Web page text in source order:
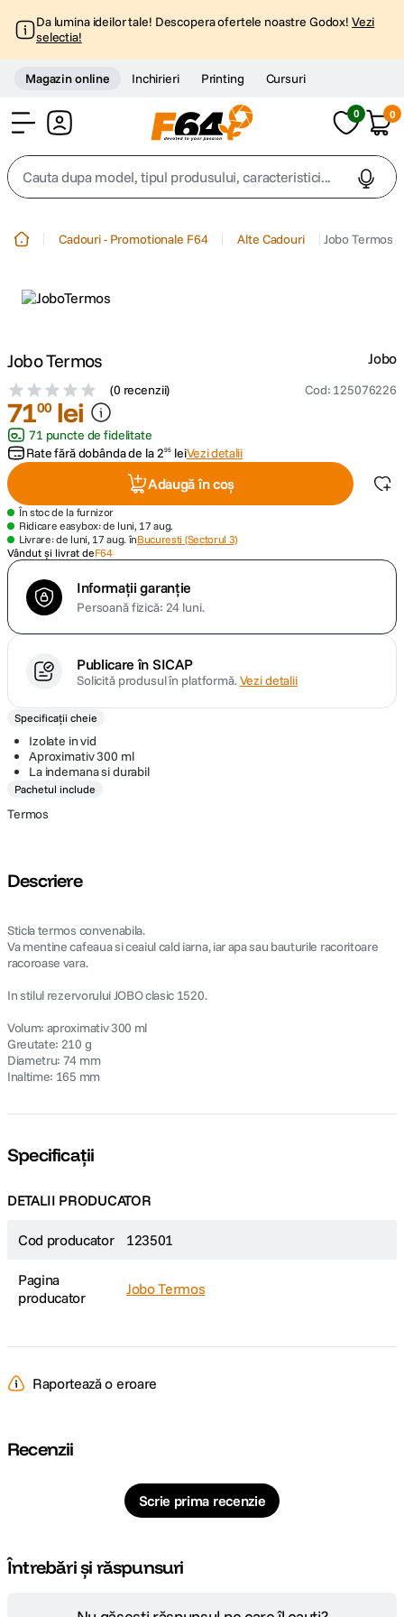
Da lumina ideilor tale! Descopera ofertele noastre Godox! Vezi
selectia!
Magazin online Inchirieri Printing Cursuri
0 0
Cauta dupa model, tipul produsului, caracteristici...
3. trepied telefon
4. peak design
5. canon sx740 hs
7. sony fx
9. dji mic mini
10. dji osmo
Cadouri - Promotionale F64 Alte Cadouri Jobo Termos
Jobo Termos
(0 recenzii) Cod: 125076226
Jobo
7100 lei
71 puncte de fidelitate
Rate fără dobânda de la295 leiVezi detalii
Adaugă în coș
În stoc de la furnizor
Ridicare easybox: de luni, 17 aug.
Livrare: de luni, 17 aug. înBucuresti (Sectorul 3)
Vândut și livrat deF64
Informații garanție
Persoană fizică: 24 luni.
Publicare în SICAP
Solicită produsul în platformă.Vezi detalii
Specificații cheie
Izolate in vid
Aproximativ 300 ml
La indemana si durabil
Pachetul include
Termos
Descriere
Sticla termos convenabila.
Va mentine cafeaua si ceaiul cald iarna, iar apa sau bauturile racoritoare
racoroase vara.
In stilul rezervorului JOBO clasic 1520.
Volum: aproximativ 300 ml
Greutate: 210 g
Diametru: 74 mm
Inaltime: 165 mm
Specificații
DETALII PRODUCATOR
Cod producator 123501
Pagina
producator
Jobo Termos
Raportează o eroare
Recenzii
Scrie prima recenzie
Întrebări și răspunsuri